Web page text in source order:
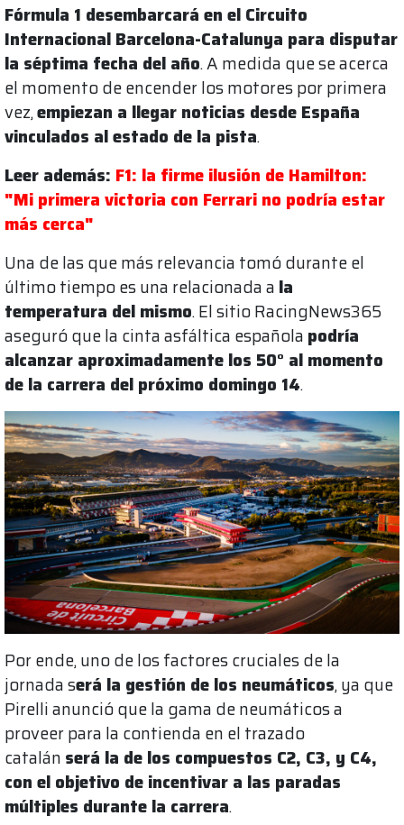
Fórmula 1 desembarcará en el Circuito
Internacional Barcelona-Catalunya para disputar
la séptima fecha del año. A medida que se acerca
el momento de encender los motores por primera
vez,empiezan a llegar noticias desde España
vinculados al estado de la pista.
Leer además: F1: la firme ilusión de Hamilton:
"Mi primera victoria con Ferrari no podría estar
más cerca"
Una de las que más relevancia tomó durante el
último tiempo es una relacionada a la
temperatura del mismo. El sitio RacingNews365
aseguró que la cinta asfáltica española podría
alcanzar aproximadamente los 50° al momento
de la carrera del próximo domingo 14.
Por ende, uno de los factores cruciales de la
jornada será la gestión de los neumáticos, ya que
Pirelli anunció que la gama de neumáticos a
proveer para la contienda en el trazado
catalán será la de los compuestos C2, C3, y C4,
con el objetivo de incentivar a las paradas
múltiples durante la carrera.